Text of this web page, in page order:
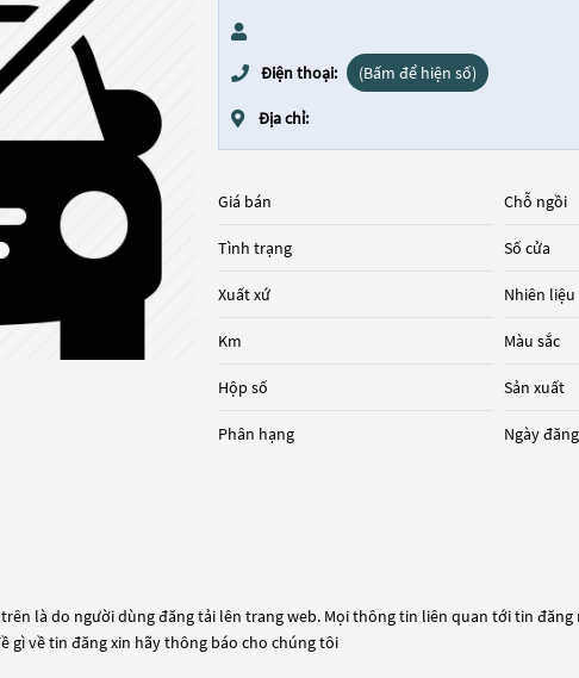
Điện thoại: (Bấm để hiện số)
Địa chỉ:
Giá bán
Tình trạng
Xuất xứ
Km
Hộp số
Phân hạng
Chỗ ngồi
Số cửa
Nhiên liệu
Màu sắc
Sản xuất
Ngày đăng
là do người dùng đăng tải lên trang web. Mọi thông tin liên quan tới tin
gì về tin đăng xin hãy thông báo cho chúng tôi